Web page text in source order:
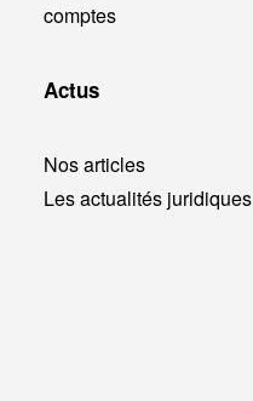
comptes
Actus
Nos articles
Les actualités juridiques